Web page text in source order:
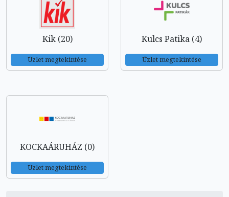
Kik (20)
Üzlet megtekintése
Kulcs Patika (4)
Üzlet megtekintése
KOCKAÁRUHÁZ (0)
Üzlet megtekintése